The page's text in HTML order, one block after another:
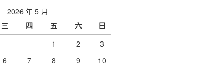
2026 年 5 月
三 四 五 六
日
1
2
3
6 7 8 9
10